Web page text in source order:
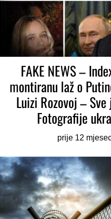
FAKE NEWS –
montiranu laž o
Luizi Rozovoj –
Fotografije
prije 12